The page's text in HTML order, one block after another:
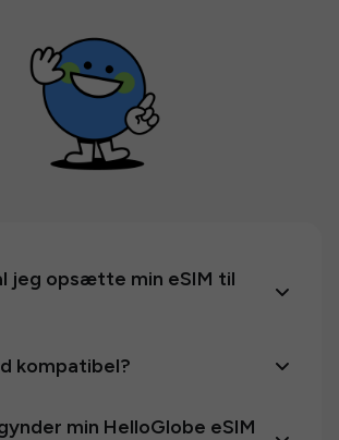
jeg opsætte min eSIM til
kompatibel?
min HelloGlobe eSIM